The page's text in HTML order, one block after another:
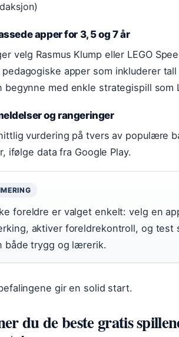
apper for 3, 5 og 7 år
velg Rasmus Klump eller LEGO
apper som inkluderer
begynne med enkle strategispill som
og rangeringer
vurdering på tvers av populære
ifølge data fra Google Play.
foreldre er valget enkelt: velg en
aktiver foreldrekontroll, og test
både trygg og lærerik.
gir en solid start.
du de beste gratis